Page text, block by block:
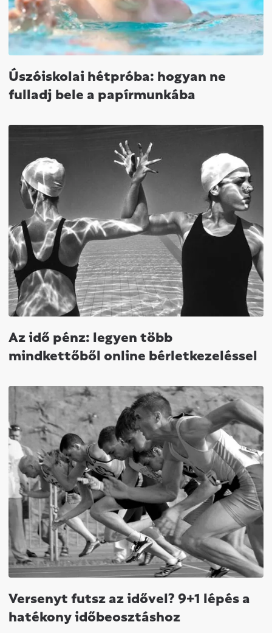
Úszóiskolai hétpróba: hogyan ne
fulladj bele a papírmunkába
Az idő pénz: legyen több
mindkettőből online bérletkezeléssel
Versenyt futsz az idővel? 9+1 lépés a
hatékony időbeosztáshoz